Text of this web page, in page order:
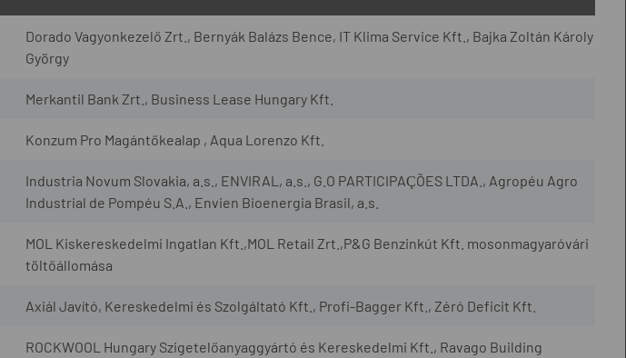
Dorado Vagyonkezelő Zrt., Bernyák Balázs Bence, IT Klima Service Kft., Bajka Zoltán Károly
György
Merkantil Bank Zrt., Business Lease Hungary Kft.
Konzum Pro Magántőkealap , Aqua Lorenzo Kft.
Industria Novum Slovakia, a.s., ENVIRAL, a.s., G.O PARTICIPAÇÕES LTDA., Agropéu Agro
Industrial de Pompéu S.A., Envien Bioenergia Brasil, a.s.
MOL Kiskereskedelmi Ingatlan Kft.,MOL Retail Zrt.,P&G Benzinkút Kft. mosonmagyaróvári
töltőállomása
Axiál Javító, Kereskedelmi és Szolgáltató Kft., Profi-Bagger Kft., Zéró Deficit Kft.
ROCKWOOL Hungary Szigetelőanyaggyártó és Kereskedelmi Kft., Ravago Building